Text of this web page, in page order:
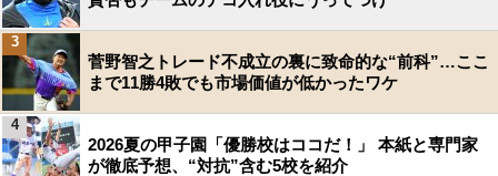
菅野智之トレード不成立の裏に致命的な“前科”…ここ
まで11勝4敗でも市場価値が低かったワケ
3
2026夏の甲子園「優勝校はココだ！」 本紙と専門家
が徹底予想、“対抗”含む5校を紹介
4